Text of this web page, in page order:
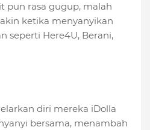
pun rasa gugup, malah
ketika menyanyikan
seperti Here4U, Berani,
diri mereka iDolla
bersama, menambah